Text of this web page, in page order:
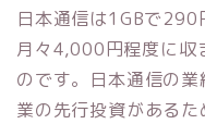
日本通信は1GBで290
月々4,000円程度に収
のです。日本通信の
業の先行投資がある